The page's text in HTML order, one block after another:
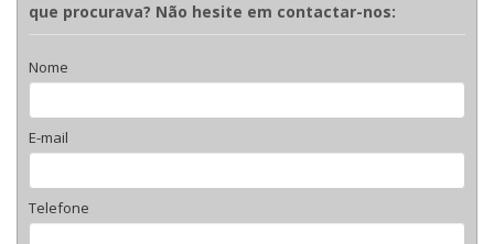
que procurava? Não hesite em contactar-nos:
Nome
E-mail
Telefone